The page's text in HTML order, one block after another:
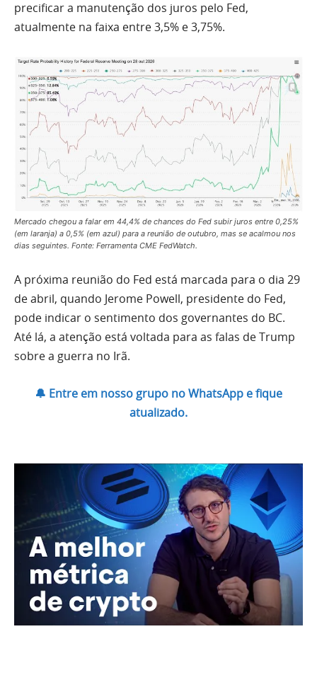
precificar a manutenção dos juros pelo Fed,
atualmente na faixa entre 3,5% e 3,75%.
Mercado chegou a falar em 44,4% de chances do Fed subir juros entre 0,25%
(em laranja) a 0,5% (em azul) para a reunião de outubro, mas se acalmou nos
dias seguintes. Fonte: Ferramenta CME FedWatch.
A próxima reunião do Fed está marcada para o dia 29
de abril, quando Jerome Powell, presidente do Fed,
pode indicar o sentimento dos governantes do BC.
Até lá, a atenção está voltada para as falas de Trump
sobre a guerra no Irã.
🔔 Entre em nosso grupo no WhatsApp e fique
atualizado.